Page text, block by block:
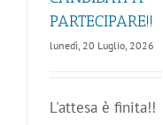
PARTECIPARE!!
lunedì, 20 Luglio, 2026
L'attesa è finita!!